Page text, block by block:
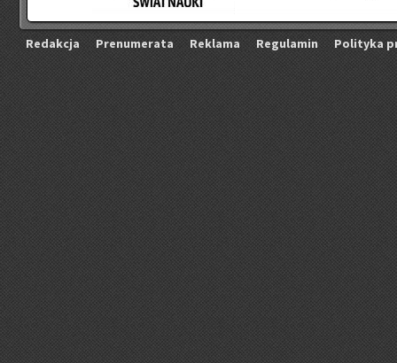
Re­dak­cja Pre­nu­me­ra­ta Re­kla­ma Re­gu­la­min Po­li­ty­ka